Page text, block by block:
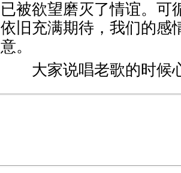
已被欲望磨灭了情谊。可
依旧充满期待，我们的感
意。
大家说唱老歌的时候